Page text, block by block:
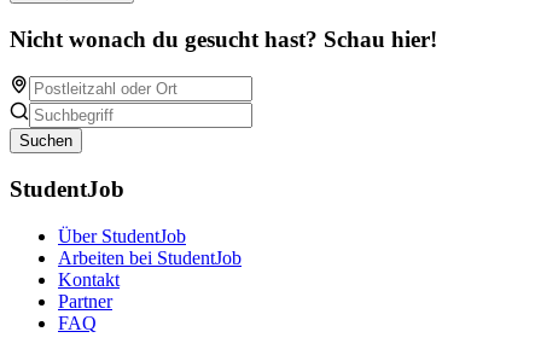
Nicht wonach du gesucht hast? Schau hier!
Suchen
StudentJob
Über StudentJob
Arbeiten bei StudentJob
Kontakt
Partner
FAQ